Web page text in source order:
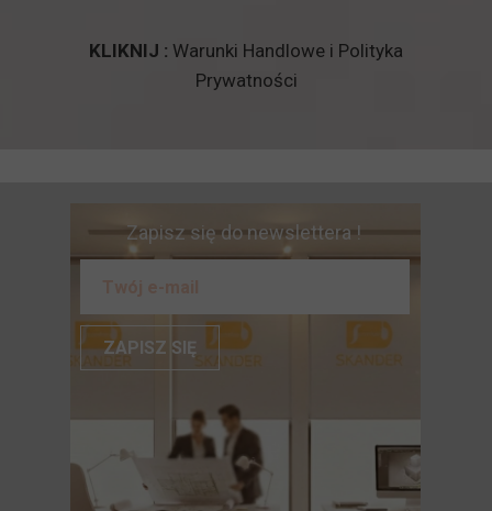
KLIKNIJ : Warunki Handlowe i Polityka
Prywatności
Zapisz się do newslettera !
ZAPISZ SIĘ